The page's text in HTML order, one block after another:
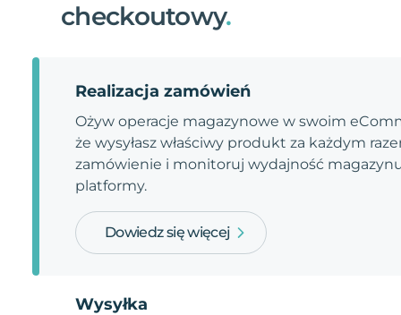
checkoutowy.
Realizacja zamówień
Ożyw operacje magazynowe w swoim
że wysyłasz właściwy produkt za każdym
zamówienie i monitoruj wydajność
platformy.
Dowiedz się więcej
Wysyłka